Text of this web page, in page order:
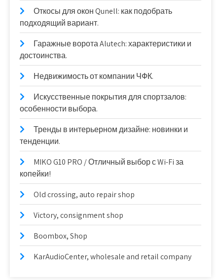
Откосы для окон Qunell: как подобрать
подходящий вариант.
Гаражные ворота Alutech: характеристики и
достоинства.
Недвижимость от компании ЧФК.
Искусственные покрытия для спортзалов:
особенности выбора.
Тренды в интерьерном дизайне: новинки и
тенденции.
MIKO G10 PRO / Отличный выбор с Wi-Fi за
копейки!
Old crossing, auto repair shop
Victory, consignment shop
Boombox, Shop
KarAudioCenter, wholesale and retail company